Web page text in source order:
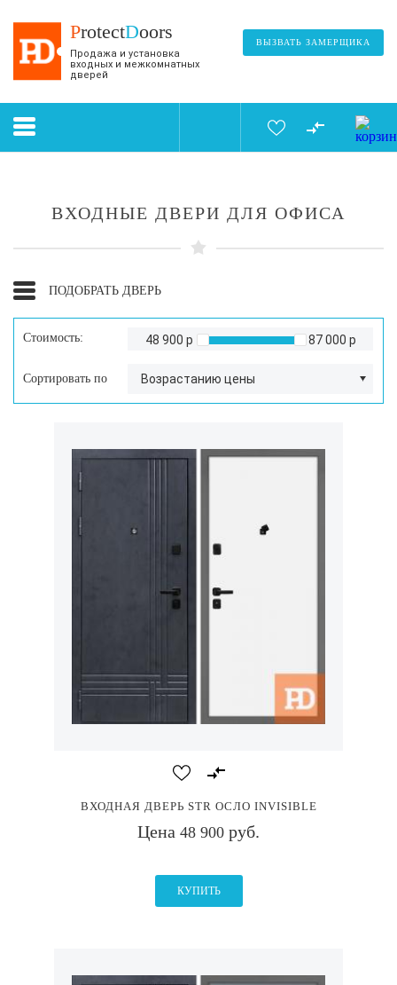
ProtectDoors
Продажа и установка
входных и межкомнатных
дверей
ВЫЗВАТЬ ЗАМЕРЩИКА
ВХОДНЫЕ ДВЕРИ ДЛЯ ОФИСА
ПОДОБРАТЬ ДВЕРЬ
Стоимость: 48 900 р 87 000 р
Сортировать по Возрастанию цены
ВХОДНАЯ ДВЕРЬ STR ОСЛО INVISIBLE
Цена 48 900 руб.
КУПИТЬ